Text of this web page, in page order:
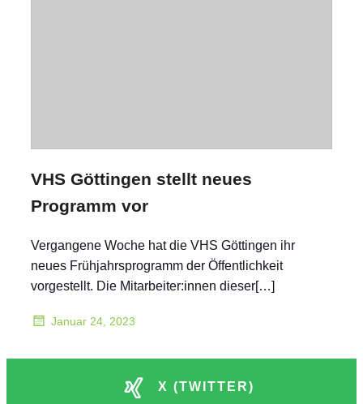
VHS Göttingen stellt neues
Programm vor
Vergangene Woche hat die VHS Göttingen ihr
neues Frühjahrsprogramm der Öffentlichkeit
vorgestellt. Die Mitarbeiter:innen dieser[…]
Januar 24, 2023
X (TWITTER)